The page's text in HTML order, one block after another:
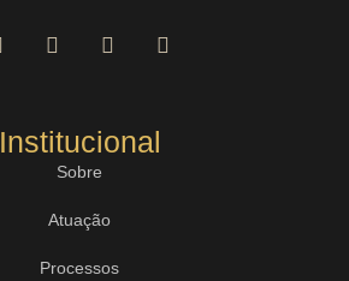
Institucional
Sobre
Atuação
Processos